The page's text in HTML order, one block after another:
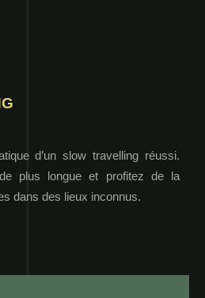
d’un slow travelling réussi.
plus longue et profitez de la
dans des lieux inconnus.